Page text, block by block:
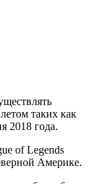
таких как
2018 года.
of Legends
Америке.